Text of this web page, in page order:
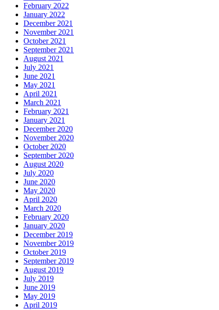
February 2022
January 2022
December 2021
November 2021
October 2021
September 2021
August 2021
July 2021
June 2021
May 2021
April 2021
March 2021
February 2021
January 2021
December 2020
November 2020
October 2020
September 2020
August 2020
July 2020
June 2020
May 2020
April 2020
March 2020
February 2020
January 2020
December 2019
November 2019
October 2019
September 2019
August 2019
July 2019
June 2019
May 2019
April 2019